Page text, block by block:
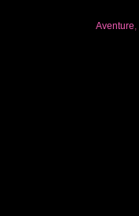
Aventure